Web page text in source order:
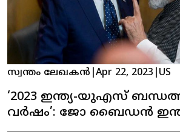
സ്വന്തം ലേഖകൻ Apr 22, 2023 US
‘2023 ഇന്ത്യ-യുഎസ്
വർഷം’: ജോ ബൈഡൻ
സന്ദർശിച്ചേക്കും